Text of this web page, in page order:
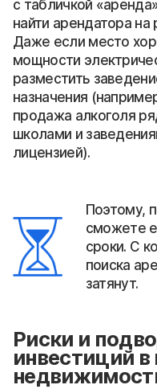
с табличкой
найти арендатора на
Даже если место
мощности
разместить
назначения
продажа алкоголя
школами и
лицензией).
Поэтому,
сможете
сроки. С
поиска
затянут.
Риски и
инвестиций